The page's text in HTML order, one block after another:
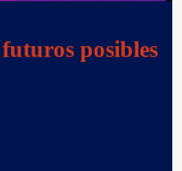
posibles